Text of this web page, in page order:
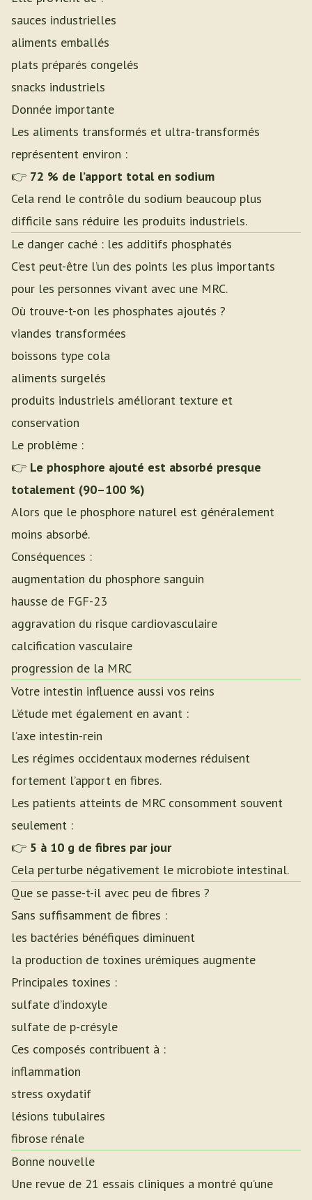
sauces industrielles
aliments emballés
plats préparés congelés
snacks industriels
Donnée importante
Les aliments transformés et ultra-transformés
représentent environ :
👉 72 % de l’apport total en sodium
Cela rend le contrôle du sodium beaucoup plus
difficile sans réduire les produits industriels.
Le danger caché : les additifs phosphatés
C’est peut-être l’un des points les plus importants
pour les personnes vivant avec une MRC.
Où trouve-t-on les phosphates ajoutés ?
viandes transformées
boissons type cola
aliments surgelés
produits industriels améliorant texture et
conservation
Le problème :
👉 Le phosphore ajouté est absorbé presque
totalement (90–100 %)
Alors que le phosphore naturel est généralement
moins absorbé.
Conséquences :
augmentation du phosphore sanguin
hausse de FGF-23
aggravation du risque cardiovasculaire
calcification vasculaire
progression de la MRC
Votre intestin influence aussi vos reins
L’étude met également en avant :
l’axe intestin-rein
Les régimes occidentaux modernes réduisent
fortement l’apport en fibres.
Les patients atteints de MRC consomment souvent
seulement :
👉 5 à 10 g de fibres par jour
Cela perturbe négativement le microbiote intestinal.
Que se passe-t-il avec peu de fibres ?
Sans suffisamment de fibres :
les bactéries bénéfiques diminuent
la production de toxines urémiques augmente
Principales toxines :
sulfate d’indoxyle
sulfate de p-crésyle
Ces composés contribuent à :
inflammation
stress oxydatif
lésions tubulaires
fibrose rénale
Bonne nouvelle
Une revue de 21 essais cliniques a montré qu’une